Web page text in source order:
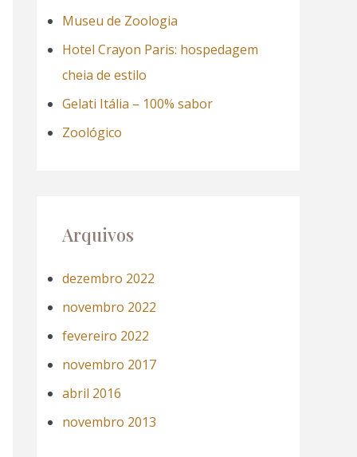
a
r
p
Museu de Zoologia
Hotel Crayon Paris: hospedagem
cheia de estilo
Gelati Itália – 100% sabor
Zoológico
Arquivos
dezembro 2022
novembro 2022
fevereiro 2022
novembro 2017
abril 2016
novembro 2013